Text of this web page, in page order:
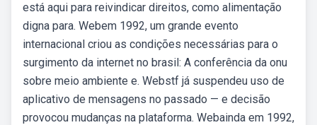
está aqui para reivindicar direitos, como alimentação
digna para. Webem 1992, um grande evento
internacional criou as condições necessárias para o
surgimento da internet no brasil: A conferência da onu
sobre meio ambiente e. Webstf já suspendeu uso de
aplicativo de mensagens no passado — e decisão
provocou mudanças na plataforma. Webainda em 1992,